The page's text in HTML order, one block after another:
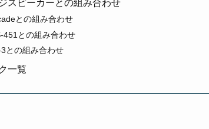
スピーカーとの組み合わせ
との組み合わせ
451との組み合わせ
との組み合わせ
一覧